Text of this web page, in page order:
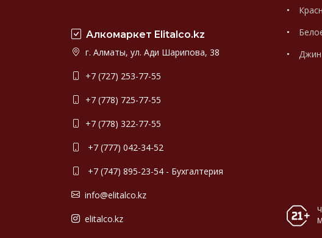
Алкомаркет Elitalco.kz
г. Алматы, ул. Ади Шарипова, 38
+7 (727) 253-77-55
+7 (778) 725-77-55
+7 (778) 322-77-55
+7 (777) 042-34-52
+7 (747) 895-23-54 - Бухгалтерия
info@elitalco.kz
elitalco.kz
Джин